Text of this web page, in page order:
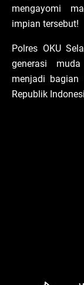
mengayomi
impian tersebut!
Polres OKU
generasi
menjadi bagian
Republik